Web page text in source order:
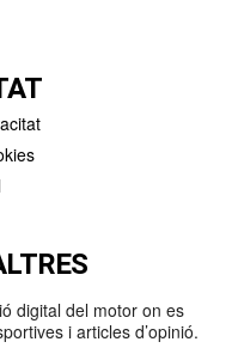
digital del motor on es
i articles d’opinió.